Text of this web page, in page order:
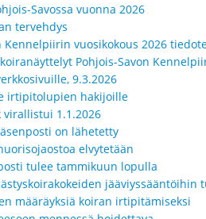
Savossa vuonna 2026
tervehdys
Kennelpiirin vuosikokous 2026
Pohjois-Savon
9.3.2026
irtipitolupien hakijoille
virallistui 1.1.2026
on lähetetty
elvytetään
tulee tammikuun lopulla
jääviyssääntöihin
määräyksiä koiran irtipitämiseksi